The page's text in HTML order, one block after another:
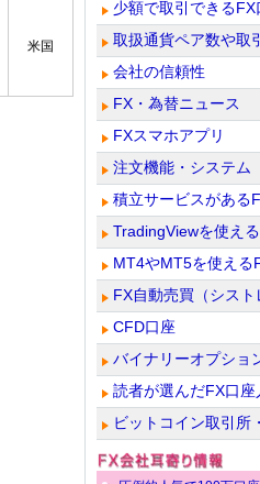
米国
少額で取引できるFX
取扱通貨ペア数や取
会社の信頼性
FX・為替ニュース
FXスマホアプリ
注文機能・システム
積立サービスがある
TradingViewを使え
MT4やMT5を使える
FX自動売買（シスト
CFD口座
バイナリーオプショ
読者が選んだFX口座
ビットコイン取引所